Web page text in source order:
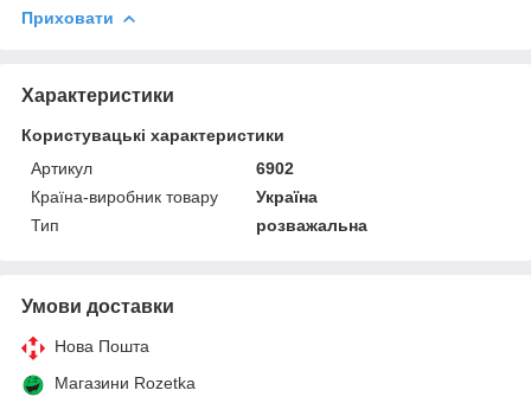
Приховати
Характеристики
Користувацькі характеристики
Артикул
6902
Країна-виробник товару
Україна
Тип
розважальна
Умови доставки
Нова Пошта
Магазини Rozetka